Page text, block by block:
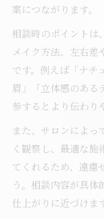
眉毛の悩み
アイブロ
名古屋市
法
プロの視
ト
アイブロ
特徴
自宅でもでき
初心者で
自宅で美
案につながります。
相談時のポイントは
メイク方法、左右差
です。例えば「ナチ
眉」「立体感のある
参するとより伝わり
また、サロンによっ
く観察し、最適な施
てくれるため、遠慮
う。相談内容が具体
仕上がりに近づけま